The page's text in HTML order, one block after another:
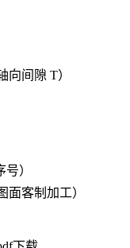
向间隙 T）
）
面客制加工）